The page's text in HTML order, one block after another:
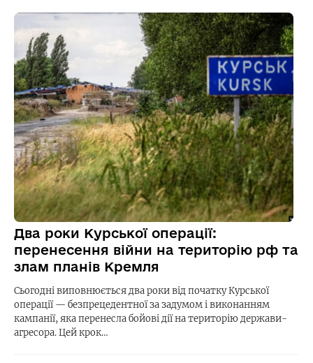
Два роки Курської операції:
перенесення війни на територію рф та
злам планів Кремля
Сьогодні виповнюється два роки від початку Курської
операції — безпрецедентної за задумом і виконанням
кампанії, яка перенесла бойові дії на територію держави-
агресора. Цей крок…